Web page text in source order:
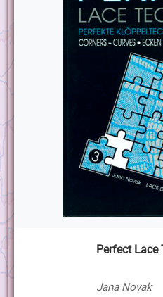
Perfect Lace
Jana Novak